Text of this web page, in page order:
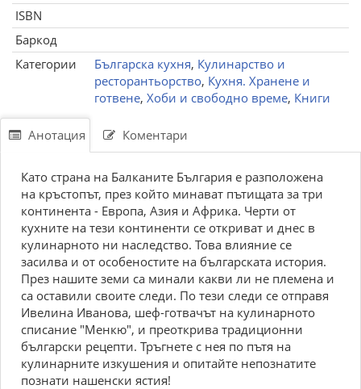
ISBN
Баркод
Категории
Българска кухня, Кулинарство и
ресторантьорство, Кухня. Хранене и
готвене, Хоби и свободно време, Книги
Анотация Коментари
Като страна на Балканите България е разположена
на кръстопът, през който минават пътищата за три
континента - Европа, Азия и Африка. Черти от
кухните на тези континенти се откриват и днес в
кулинарното ни наследство. Това влияние се
засилва и от особеностите на българската история.
През нашите земи са минали какви ли не племена и
са оставили своите следи. По тези следи се отправя
Ивелина Иванова, шеф-готвачът на кулинарното
списание "Менкю", и преоткрива традиционни
български рецепти. Тръгнете с нея по пътя на
кулинарните изкушения и опитайте непознатите
познати нашенски ястия!